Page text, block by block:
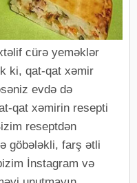
cürə yeməklər
ki, qat-qat xəmir
evdə də
qat xəmirin resepti
reseptdən
göbələkli, farş ətli
İnstagram və